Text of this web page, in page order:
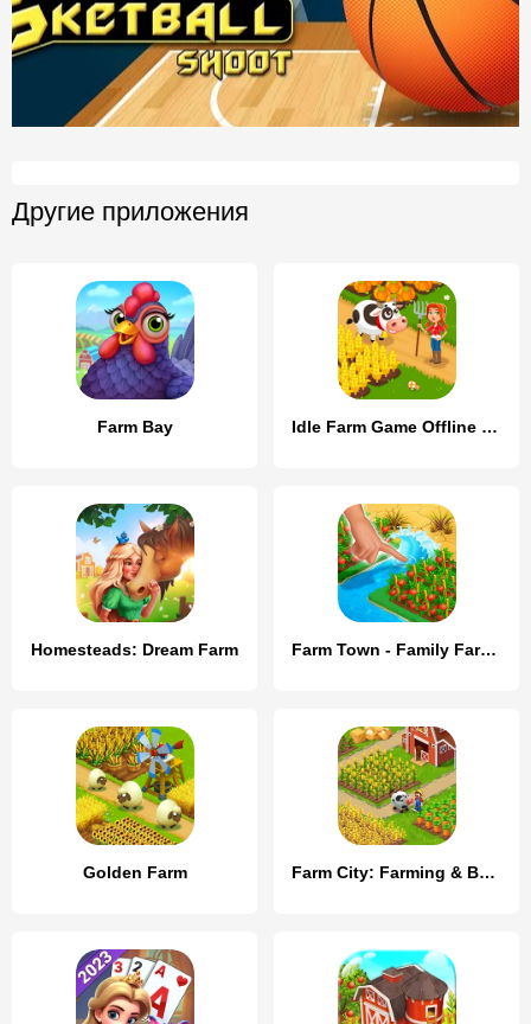
Другие приложения
Farm Bay Idle Farm Game Offline Clicker
Homesteads: Dream Farm Farm Town - Family Farming Day
Golden Farm Farm City: Farming & Building